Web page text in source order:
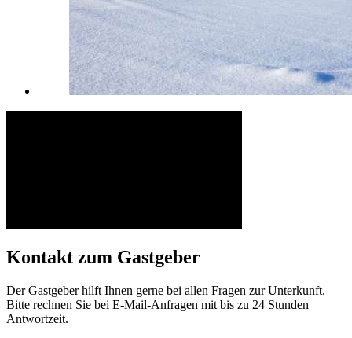
Kontakt zum Gastgeber
Der Gastgeber hilft Ihnen gerne bei allen Fragen zur Unterkunft.
Bitte rechnen Sie bei E-Mail-Anfragen mit bis zu 24 Stunden
Antwortzeit.